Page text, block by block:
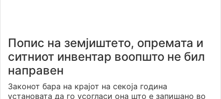
Попис на земјиштето, опремата и
ситниот инвентар воопшто не бил
направен
Законот бара на крајот на секоја година
установата да го усогласи она што е запишано во